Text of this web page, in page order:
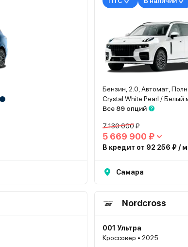
Бензин, 2.0, Автомат,
Crystal White Pearl / Белый
Все 89 опций
7 130 000 ₽
5 669 900 ₽
В кредит от 92 256 ₽ /
Самара
Nordcross
001 Ультра
Кроссовер • 2025